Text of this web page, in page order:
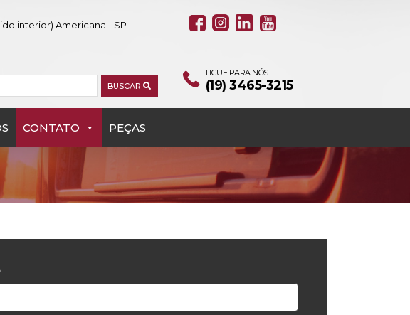
interior) Americana - SP
BUSCAR
LIGUE PARA NÓS
(19) 3465-3215
CONTATO PEÇAS